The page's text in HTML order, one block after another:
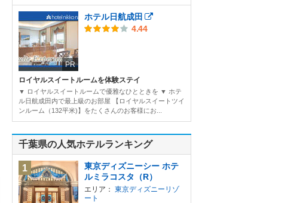
PR
ホテル日航成田
4.44
ロイヤルスイートルームを体験ステイ
▼ ロイヤルスイートルームで優雅なひとときを ▼ ホテ
ル日航成田内で最上級のお部屋 【ロイヤルスイートツイ
ンルーム（132平米)】をたくさんのお客様にお...
千葉県の人気ホテルランキング
1
東京ディズニーシー ホテ
ルミラコスタ（R）
エリア： 東京ディズニーリゾ
ート